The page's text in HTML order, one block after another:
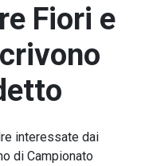
Fiori e
interessate dai
di Campionato